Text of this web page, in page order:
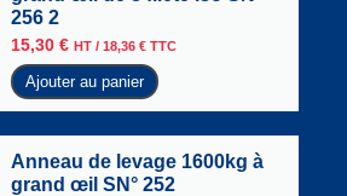
256 2
15,30 € HT / 18,36 € TTC
Ajouter au panier
Anneau de levage 1600kg à
grand œil SN° 252